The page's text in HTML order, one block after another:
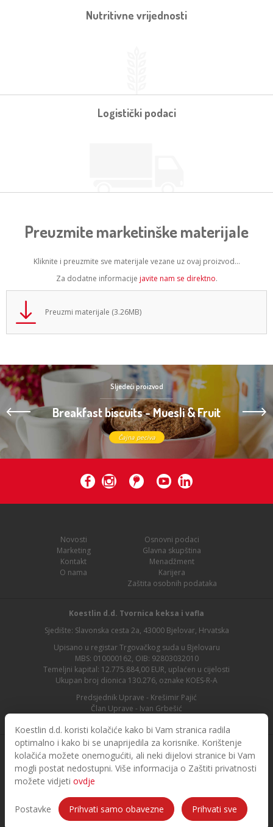
Koestlin d.d. koristi kolačiće kako bi Vam stranica radila
optimalno i kako bi se unaprijedila za korisnike. Korištenje
kolačića možete onemogućiti, ali neki dijelovi stranice bi Vam
mogli postat nedostupni. Više informacija o Zaštiti privatnosti
možete vidjeti ovdje
Postavke Prihvati samo obavezne Prihvati sve
Nutritivne vrijednosti
Logistički podaci
Preuzmite marketinške materijale
Kliknite i preuzmite sve materijale vezane uz ovaj proizvod...
Za dodatne informacije javite nam se direktno.
Preuzmi materijale (3.26MB)
Sljedeći proizvod
Breakfast biscuits - Muesli & Fruit
Čajna peciva
Novosti
Marketing
Kontakt
O nama
Osnovni podaci
Glavna skupština
Menadžment
Karijera
Zaštita osobnih podataka
Koestlin d.d. Tvornica keksa i vafla
Sjedište: Slavonska cesta 2a, 43000 Bjelovar, Hrvatska
Upisano u registar Trgovačkog suda u Bjelovaru
MBS: 010000162, OIB: 92803032010
Temeljni kapital: 12.775.884,00 EUR, uplaćen u cijelosti
Ukupan broj dionica 130.276, oznake KOES-R-A
Predsjednik Uprave - Krešimir Pajić
Član Uprave - Ivan Grbešić
© 2026. Koestlin. Sva prava pridržana.
Designed and developed by